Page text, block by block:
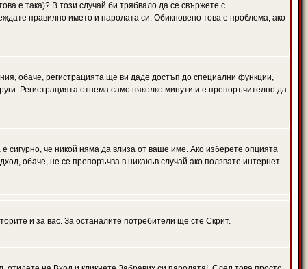
е така)? В този случай би трябвало да се свържете с
правилно името и паролата си. Обикновено това е проблема; ако
обаче, регистрацията ще ви даде достъп до специални функции,
Регистрацията отнема само няколко минути и е препоръчително да
сигурно, че никой няма да влиза от ваше име. Ако изберете опцията
обаче, не се препоръчва в никакъв случай ако ползвате интернет
и за вас. За останалите потребители ще сте Скрит.